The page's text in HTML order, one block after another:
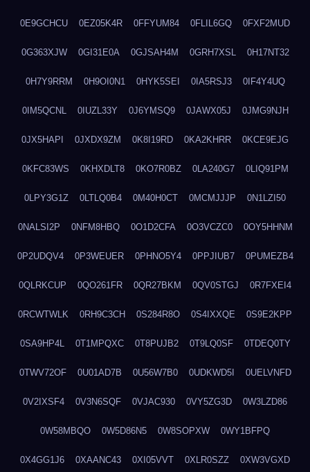
0E9GCHCU 0EZ05K4R 0FFYUM84 0FLIL6GQ 0FXF2MUD
0G363XJW 0GI31E0A 0GJSAH4M 0GRH7XSL 0H17NT32
0H7Y9RRM 0H9OI0N1 0HYK5SEI 0IA5RSJ3 0IF4Y4UQ
0IM5QCNL 0IUZL33Y 0J6YMSQ9 0JAWX05J 0JMG9NJH
0JX5HAPI 0JXDX9ZM 0K8I19RD 0KA2KHRR 0KCE9EJG
0KFC83WS 0KHXDLT8 0KO7R0BZ 0LA240G7 0LIQ91PM
0LPY3G1Z 0LTLQ0B4 0M40H0CT 0MCMJJJP 0N1LZI50
0NALSI2P 0NFM8HBQ 0O1D2CFA 0O3VCZC0 0OY5HHNM
0P2UDQV4 0P3WEUER 0PHNO5Y4 0PPJIUB7 0PUMEZB4
0QLRKCUP 0QO261FR 0QR27BKM 0QV0STGJ 0R7FXEI4
0RCWTWLK 0RH9C3CH 0S284R8O 0S4IXXQE 0S9E2KPP
0SA9HP4L 0T1MPQXC 0T8PUJB2 0T9LQ0SF 0TDEQ0TY
0TWV72OF 0U01AD7B 0U56W7B0 0UDKWD5I 0UELVNFD
0V2IXSF4 0V3N6SQF 0VJAC930 0VY5ZG3D 0W3LZD86
0W58MBQO 0W5D86N5 0W8SOPXW 0WY1BFPQ
0X4GG1J6 0XAANC43 0XI05VVT 0XLR0SZZ 0XW3VGXD